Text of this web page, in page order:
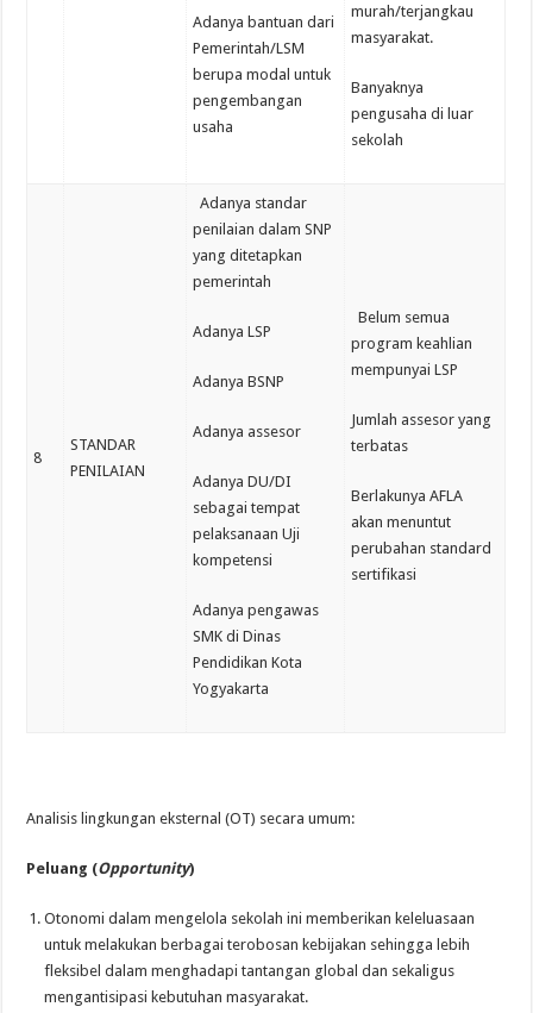
Adanya bantuan dari
Pemerintah/LSM
berupa modal untuk
pengembangan
usaha
murah/terjangkau
masyarakat.
Banyaknya
pengusaha di luar
sekolah
8
STANDAR
PENILAIAN
Adanya standar
penilaian dalam SNP
yang ditetapkan
pemerintah
Adanya LSP
Adanya BSNP
Adanya assesor
Adanya DU/DI
sebagai tempat
pelaksanaan Uji
kompetensi
Adanya pengawas
SMK di Dinas
Pendidikan Kota
Yogyakarta
Belum semua
program keahlian
mempunyai LSP
Jumlah assesor yang
terbatas
Berlakunya AFLA
akan menuntut
perubahan standard
sertifikasi
Analisis lingkungan eksternal (OT) secara umum:
Peluang (Opportunity)
Otonomi dalam mengelola sekolah ini memberikan keleluasaan
untuk melakukan berbagai terobosan kebijakan sehingga lebih
fleksibel dalam menghadapi tantangan global dan sekaligus
mengantisipasi kebutuhan masyarakat.